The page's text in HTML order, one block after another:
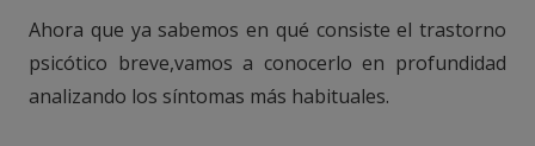
Ahora que ya sabemos en qué consiste el trastorno
psicótico breve,vamos a conocerlo en profundidad
analizando los síntomas más habituales.